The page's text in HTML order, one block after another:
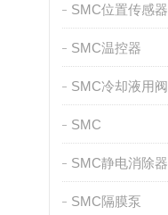
SMC位置传感器
SMC温控器
SMC冷却液用阀
SMC
SMC静电消除器
SMC隔膜泵